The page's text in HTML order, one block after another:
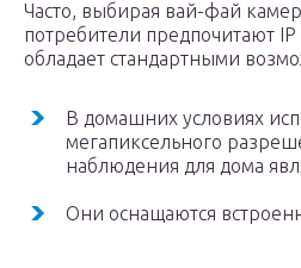
Часто, выбирая вай-фай
потребители предпочитают
обладает стандартными
В домашних условиях
мегапиксельного
наблюдения для дома
Они оснащаются